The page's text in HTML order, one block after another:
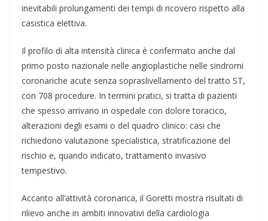
inevitabili prolungamenti dei tempi di ricovero rispetto alla
casistica elettiva.
Il profilo di alta intensità clinica è confermato anche dal
primo posto nazionale nelle angioplastiche nelle sindromi
coronariche acute senza sopraslivellamento del tratto ST,
con 708 procedure. In termini pratici, si tratta di pazienti
che spesso arrivano in ospedale con dolore toracico,
alterazioni degli esami o del quadro clinico: casi che
richiedono valutazione specialistica, stratificazione del
rischio e, quando indicato, trattamento invasivo
tempestivo.
Accanto all’attività coronarica, il Goretti mostra risultati di
rilievo anche in ambiti innovativi della cardiologia